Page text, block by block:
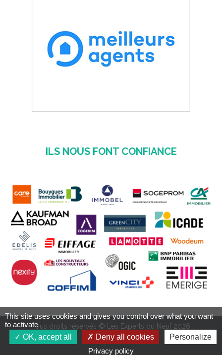
ILS NOUS FONT CONFIANCE
Tous droits réservés © Les Experts du Neuf 2026
This site uses cookies and gives you control over what you want
to activate
OK, accept all
Deny all cookies
Personalize
Privacy policy